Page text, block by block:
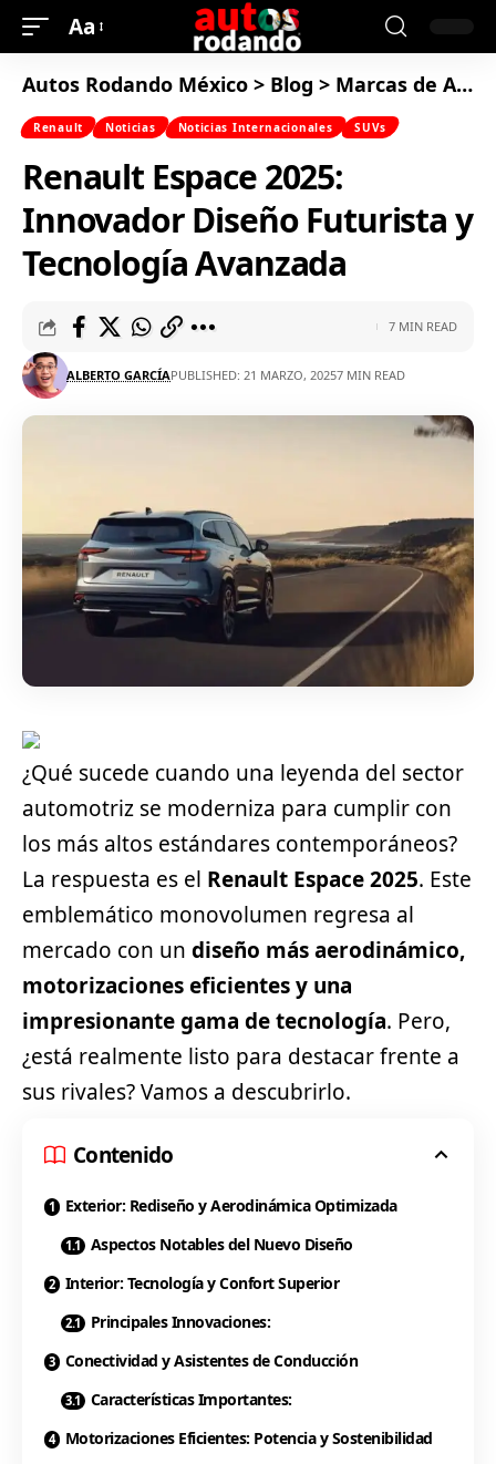
Aa
Autos Rodando México > Blog > Marcas de Autos
Renault Noticias Noticias Internacionales SUVs
Renault Espace 2025:
Innovador Diseño Futurista y
Tecnología Avanzada
ALBERTO GARCÍAPUBLISHED: 21 MARZO, 20257 MIN READ
7 MIN READ
¿Qué sucede cuando una leyenda del sector
automotriz se moderniza para cumplir con
los más altos estándares contemporáneos?
La respuesta es el Renault Espace 2025. Este
emblemático monovolumen regresa al
mercado con un diseño más aerodinámico,
motorizaciones eficientes y una
impresionante gama de tecnología. Pero,
¿está realmente listo para destacar frente a
sus rivales? Vamos a descubrirlo.
Contenido
Exterior: Rediseño y Aerodinámica Optimizada
Aspectos Notables del Nuevo Diseño
Interior: Tecnología y Confort Superior
Principales Innovaciones:
Conectividad y Asistentes de Conducción
Características Importantes:
Motorizaciones Eficientes: Potencia y Sostenibilidad